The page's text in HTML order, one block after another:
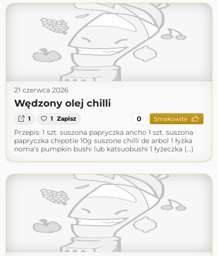
21 czerwca 2026
Wędzony olej chilli
1 1 Zapisz 0 Smakowite
Przepis: 1 szt. suszona papryczka ancho 1 szt. suszona
papryczka chipotle 10g suszone chilli de arbol 1 łyżka
noma’s pumpkin bushi lub katsuobushi 1 łyżeczka (...)